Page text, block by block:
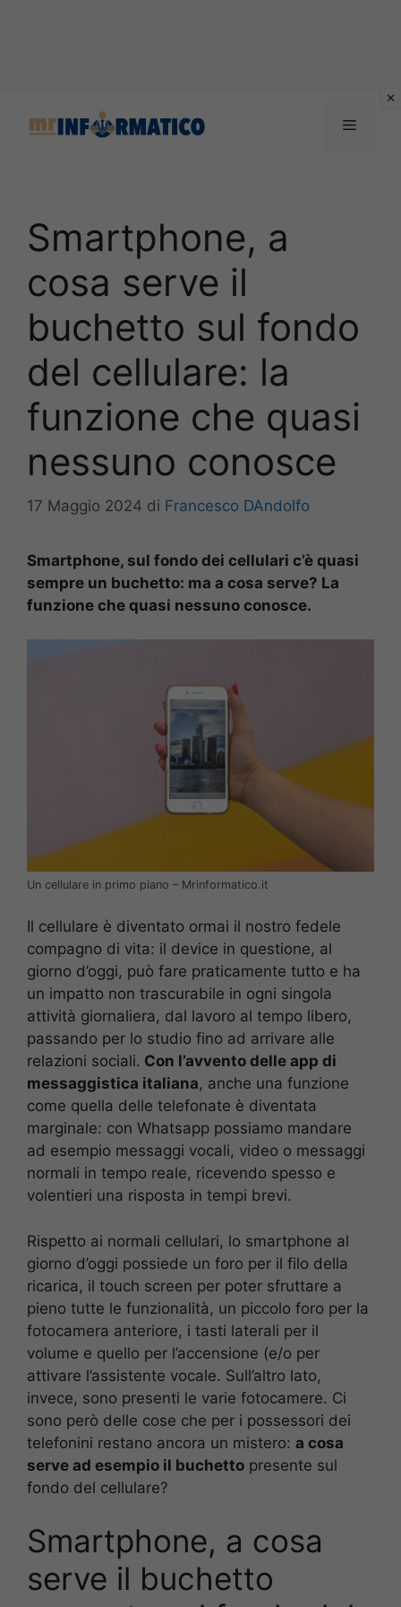
Menu
Smartphone, a
cosa serve il
buchetto sul fondo
del cellulare: la
funzione che quasi
nessuno conosce
17 Maggio 2024 di Francesco DAndolfo
Smartphone, sul fondo dei cellulari c’è quasi
sempre un buchetto: ma a cosa serve? La
funzione che quasi nessuno conosce.
Un cellulare in primo piano – Mrinformatico.it
Il cellulare è diventato ormai il nostro fedele
compagno di vita: il device in questione, al
giorno d’oggi, può fare praticamente tutto e ha
un impatto non trascurabile in ogni singola
attività giornaliera, dal lavoro al tempo libero,
passando per lo studio fino ad arrivare alle
relazioni sociali. Con l’avvento delle app di
messaggistica italiana, anche una funzione
come quella delle telefonate è diventata
marginale: con Whatsapp possiamo mandare
ad esempio messaggi vocali, video o messaggi
normali in tempo reale, ricevendo spesso e
volentieri una risposta in tempi brevi.
Rispetto ai normali cellulari, lo smartphone al
giorno d’oggi possiede un foro per il filo della
ricarica, il touch screen per poter sfruttare a
pieno tutte le funzionalità, un piccolo foro per la
fotocamera anteriore, i tasti laterali per il
volume e quello per l’accensione (e/o per
attivare l’assistente vocale. Sull’altro lato,
invece, sono presenti le varie fotocamere. Ci
sono però delle cose che per i possessori dei
telefonini restano ancora un mistero: a cosa
serve ad esempio il buchetto presente sul
fondo del cellulare?
Smartphone, a cosa
serve il buchetto